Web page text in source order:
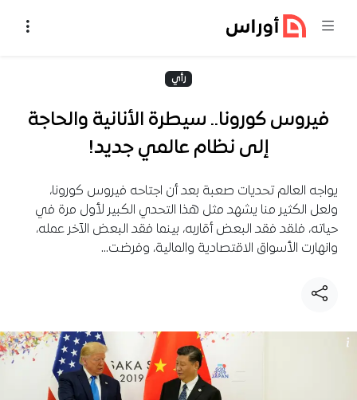
رأي
فيروس كورونا.. سيطرة الأنانية والحاجة
إلى نظام عالمي جديد!
يواجه العالم تحديات صعبة بعد أن اجتاحه فيروس كورونا،
ولعل الكثير منا يشهد مثل هذا التحدي الكبير لأول مرة في
حياته، فلقد فقد البعض أقاربه، بينما فقد البعض الآخر عمله،
وانهارت الأسواق الاقتصادية والمالية، وفرضت…